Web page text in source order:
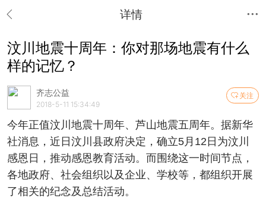
详情
汶川地震十周年：你对那场地震有什么
样的记忆？
关注
齐志公益
2018-5-11 15:34:49
今年正值汶川地震十周年、芦山地震五周年。据新华
社消息，近日汶川县政府决定，确立5月12日为汶川
感恩日，推动感恩教育活动。而围绕这一时间节点，
各地政府、社会组织以及企业、学校等，都组织开展
了相关的纪念及总结活动。